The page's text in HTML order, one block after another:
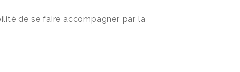
de se faire accompagner par la